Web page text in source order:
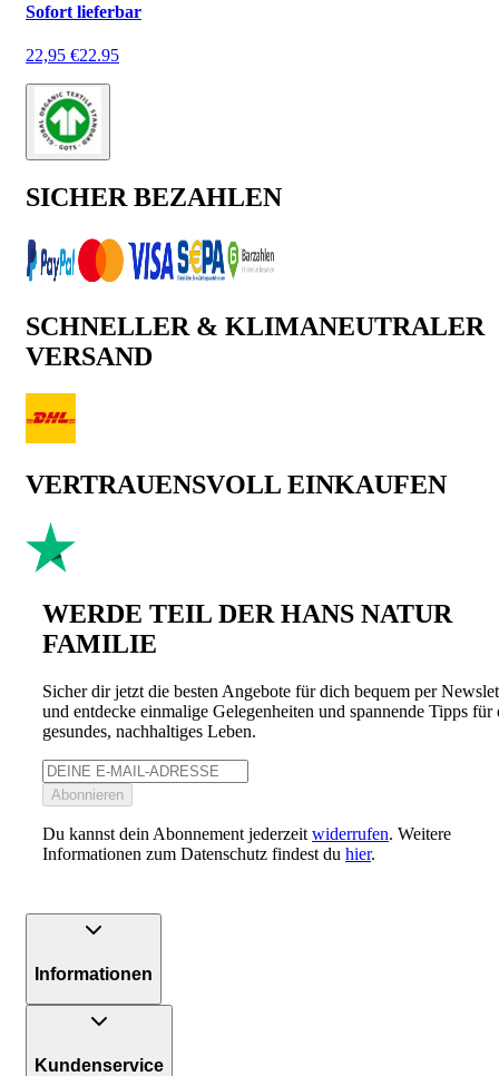
Sofort lieferbar
22,95 €22.95
SICHER BEZAHLEN
SCHNELLER & KLIMANEUTRALER
VERSAND
VERTRAUENSVOLL EINKAUFEN
WERDE TEIL DER HANS NATUR
FAMILIE
Sicher dir jetzt die besten Angebote für dich bequem per
und entdecke einmalige Gelegenheiten und spannende Tipps für
gesundes, nachhaltiges Leben.
Abonnieren
Du kannst dein Abonnement jederzeit widerrufen. Weitere
Informationen zum Datenschutz findest du hier.
Informationen
Kundenservice